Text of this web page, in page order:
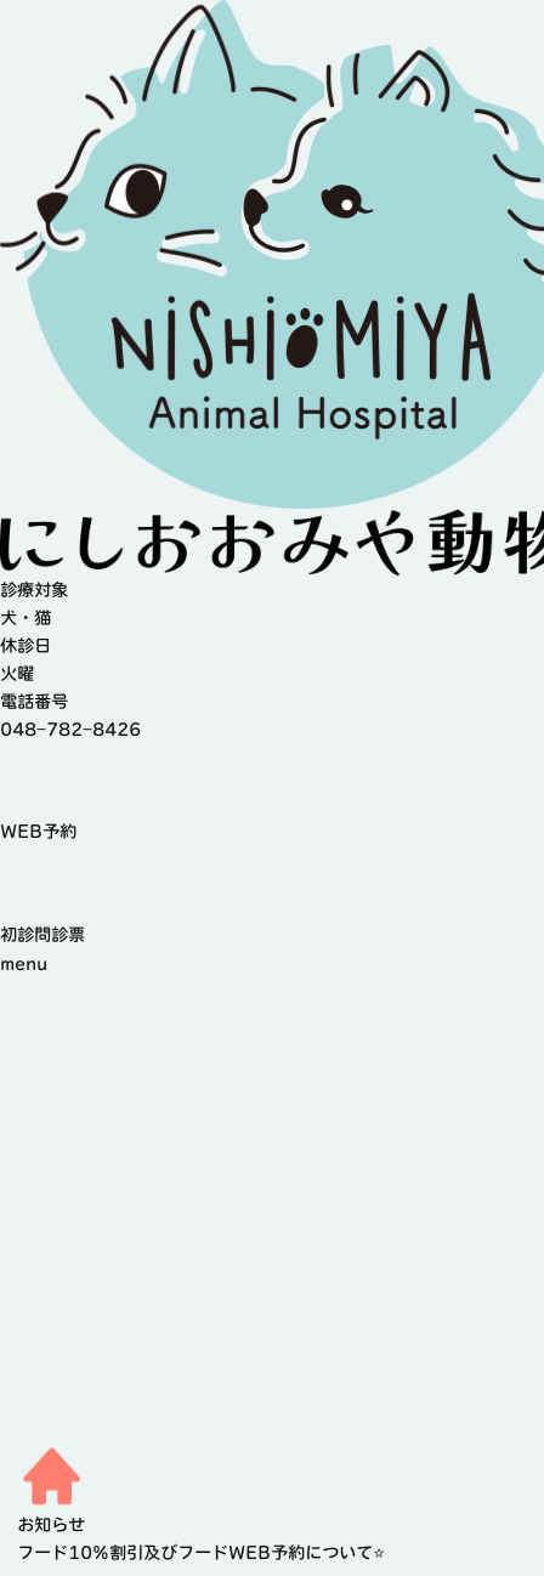
診療対象
犬・猫
休診日
火曜
電話番号
048−782−8426
WEB予約
初診問診票
menu
お知らせ
フード10%割引及びフードWEB予約について⭐️